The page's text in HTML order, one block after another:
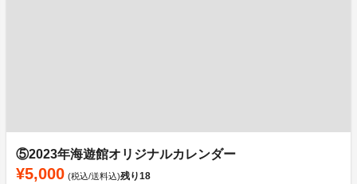
⑤2023年海遊館オリジナルカレンダー
¥5,000 (税込/送料込)残り18